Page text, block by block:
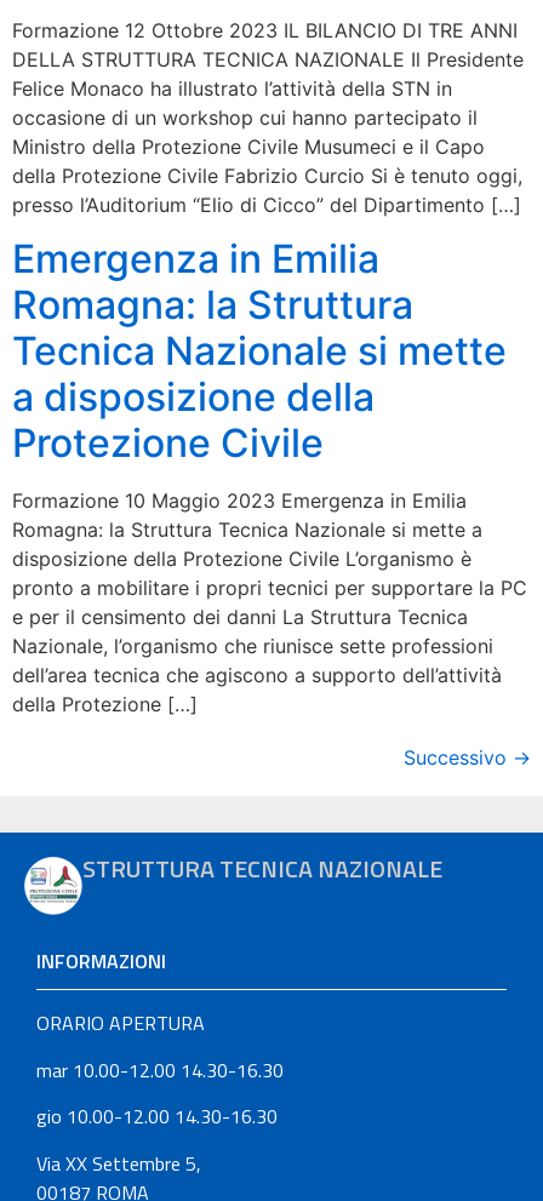
Formazione 12 Ottobre 2023 IL BILANCIO DI TRE ANNI
DELLA STRUTTURA TECNICA NAZIONALE Il Presidente
Felice Monaco ha illustrato l’attività della STN in
occasione di un workshop cui hanno partecipato il
Ministro della Protezione Civile Musumeci e il Capo
della Protezione Civile Fabrizio Curcio Si è tenuto oggi,
presso l’Auditorium “Elio di Cicco” del Dipartimento […]
Emergenza in Emilia
Romagna: la Struttura
Tecnica Nazionale si mette
a disposizione della
Protezione Civile
Formazione 10 Maggio 2023 Emergenza in Emilia
Romagna: la Struttura Tecnica Nazionale si mette a
disposizione della Protezione Civile L’organismo è
pronto a mobilitare i propri tecnici per supportare la PC
e per il censimento dei danni La Struttura Tecnica
Nazionale, l’organismo che riunisce sette professioni
dell’area tecnica che agiscono a supporto dell’attività
della Protezione […]
Successivo →
STRUTTURA TECNICA NAZIONALE
INFORMAZIONI
ORARIO APERTURA
mar 10.00-12.00 14.30-16.30
gio 10.00-12.00 14.30-16.30
Via XX Settembre 5,
00187 ROMA